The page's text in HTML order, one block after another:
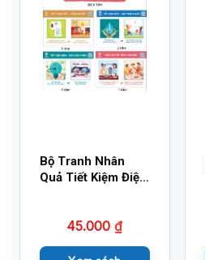
Bộ Tranh Nhân
Quả Tiết Kiệm Điện
45.000₫